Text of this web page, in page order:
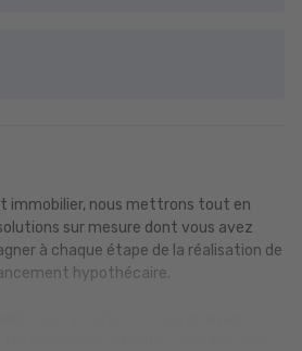
immobilier, nous mettrons tout en
sur mesure dont vous avez
à chaque étape de la réalisation de
hypothécaire.